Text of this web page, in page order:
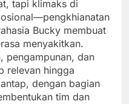
tapi klimaks di
Bucky membuat
menyakitkan.
pengampunan, dan
relevan hingga
dengan bagian
tim dan